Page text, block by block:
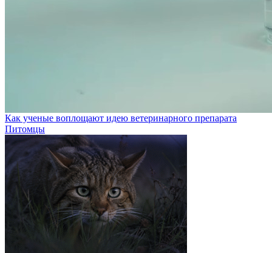
Как ученые воплощают идею ветеринарного препарата
Питомцы